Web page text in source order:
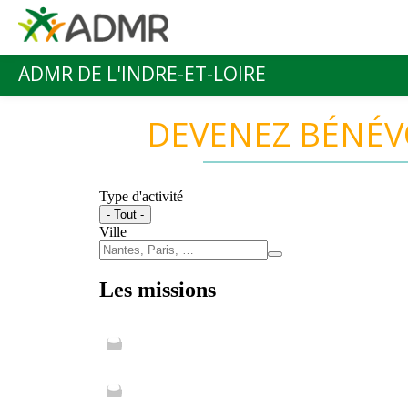
Aller au contenu principal
ADMR DE L'INDRE-ET-LOIRE
DEVENEZ